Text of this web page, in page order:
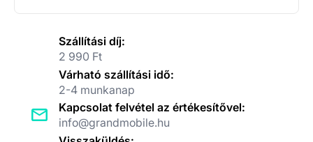
Szállítási díj:
2 990 Ft
Várható szállítási idő:
2-4 munkanap
Kapcsolat felvétel az értékesítővel:
info@grandmobile.hu